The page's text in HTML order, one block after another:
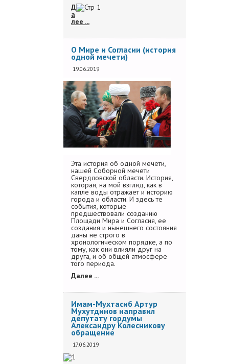
Д
а
лее ...
О Мире и Согласии (история
одной мечети)
19.06.2019
Эта история об одной мечети,
нашей Соборной мечети
Свердловской области. История,
которая, на мой взгляд, как в
капле воды отражает и историю
города и области. И здесь те
события, которые
предшествовали созданию
Площади Мира и Согласия, ее
создания и нынешнего состояния
даны не строго в
хронологическом порядке, а по
тому, как они влияли друг на
друга, и об общей атмосфере
того периода.
Далее ...
Имам-Мухтасиб Артур
Мухутдинов направил
депутату гордумы
Александру Колесникову
обращение
17.06.2019